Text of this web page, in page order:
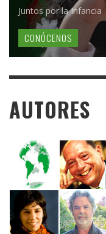
Juntos por la Infancia
CONÓCENOS
AUTORES